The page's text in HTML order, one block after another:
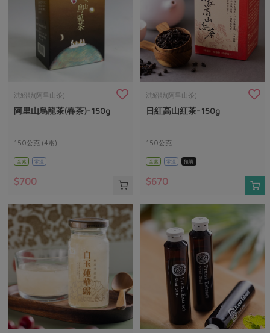
洪紹勛(阿里山茶)
阿里山烏龍茶(春茶)-150g
150公克 (4兩)
全素 常溫
$700
洪紹勛(阿里山茶)
日紅高山紅茶-150g
150公克
全素 常溫 預購
$670